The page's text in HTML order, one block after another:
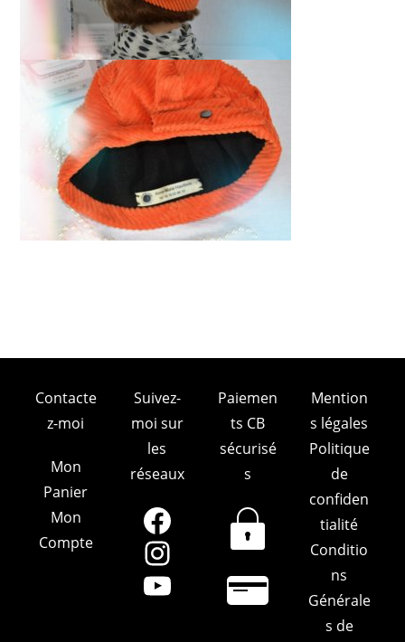
Contacte
z-moi
Mon
Panier
Mon
Compte
Suivez-
moi sur
les
réseaux
Facebook
Instagram
YouTube
Paiemen
ts CB
sécurisé
s
Mention
s légales
Politique
de
confiden
tialité
Conditio
ns
Générale
s de